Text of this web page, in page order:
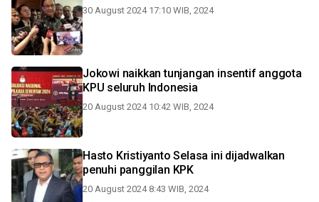
30 August 2024 17:10 WIB, 2024
Jokowi naikkan tunjangan insentif anggota
KPU seluruh Indonesia
20 August 2024 10:42 WIB, 2024
Hasto Kristiyanto Selasa ini dijadwalkan
penuhi panggilan KPK
20 August 2024 8:43 WIB, 2024